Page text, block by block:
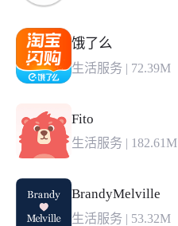
饿了么
生活服务 | 72.39M
Fito
生活服务 | 182.61M
BrandyMelville
生活服务 | 53.32M